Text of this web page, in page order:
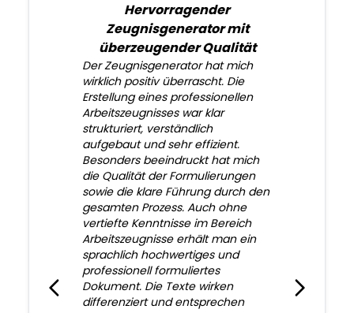
Hervorragender
Zeugnisgenerator mit
überzeugender Qualität
Der Zeugnisgenerator hat mich
wirklich positiv überrascht. Die
Erstellung eines professionellen
Arbeitszeugnisses war klar
strukturiert, verständlich
aufgebaut und sehr effizient.
Besonders beeindruckt hat mich
die Qualität der Formulierungen
sowie die klare Führung durch den
gesamten Prozess. Auch ohne
vertiefte Kenntnisse im Bereich
Arbeitszeugnisse erhält man ein
sprachlich hochwertiges und
professionell formuliertes
Dokument. Die Texte wirken
differenziert und entsprechen